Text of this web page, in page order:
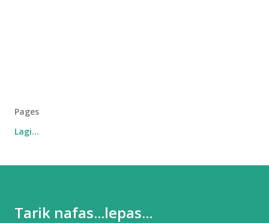
Pages
Lagi…
Tarik nafas...lepas...